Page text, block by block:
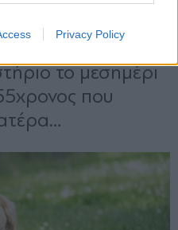
Privacy Policy